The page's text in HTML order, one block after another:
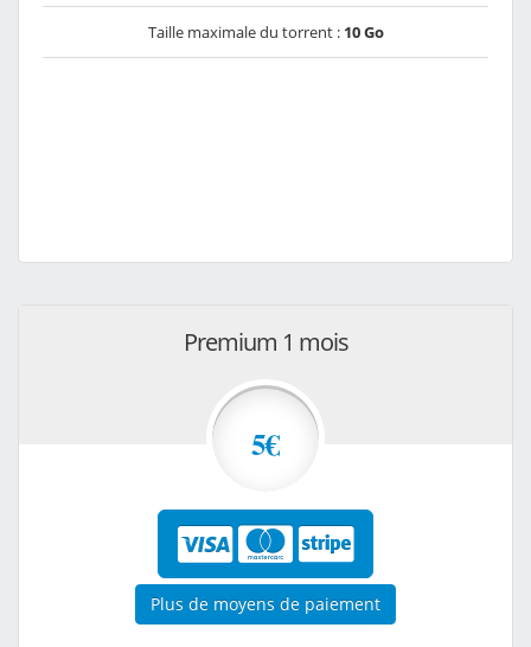
Taille maximale du torrent : 10 Go
Premium 1 mois
5€
Plus de moyens de paiement